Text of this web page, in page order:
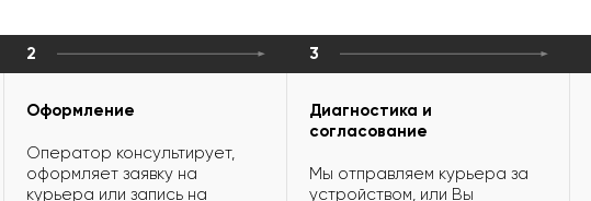
2
Оформление
Оператор консультирует,
оформляет заявку на
курьера или запись на
3
Диагностика и
согласование
Мы отправляем курьера за
устройством, или Вы